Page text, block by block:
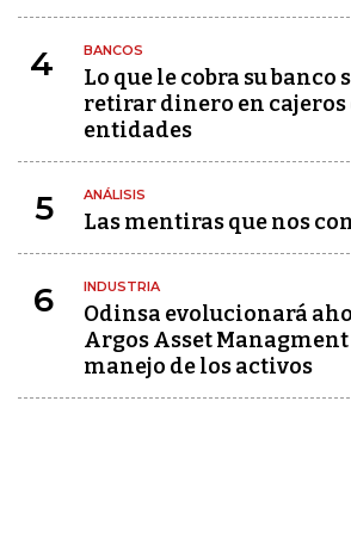
4 BANCOS
Lo que le cobra su banco
retirar dinero en cajeros
entidades
5 ANÁLISIS
Las mentiras que nos
6 INDUSTRIA
Odinsa evolucionará
Argos Asset
manejo de los activos